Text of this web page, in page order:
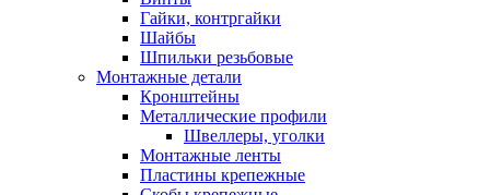
Гайки, контргайки
Шайбы
Шпильки резьбовые
Монтажные детали
Кронштейны
Металлические профили
Швеллеры, уголки
Монтажные ленты
Пластины крепежные